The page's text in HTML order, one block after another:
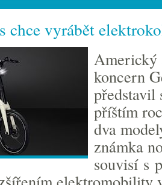
chce vyrábět
Americký
koncern
představil
příštím
dva
známka
souvisí s